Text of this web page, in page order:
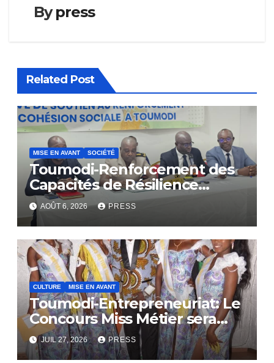
Bypress
Related Post
MISE EN AVANT SOCIÉTÉ
Toumodi-Renforcement des
Capacités de Résilience
Communautaire
AOÛT 6, 2026 PRESS
CULTURE MISE EN AVANT
Toumodi-Entrepreneuriat: Le
Concours Miss Métier sera
bientôt lance.
JUIL 27, 2026 PRESS